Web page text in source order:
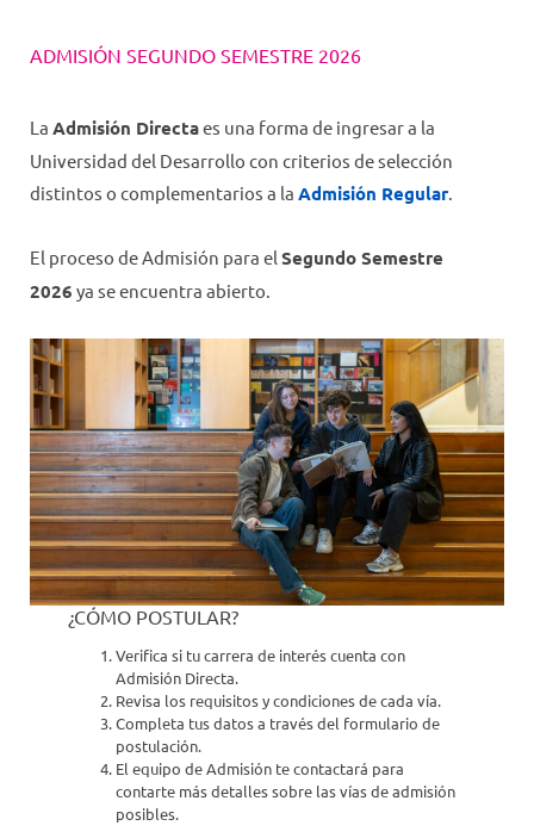
BECAS
PONDERACIONES Y VACANTES
ADMISIÓN SEGUNDO SEMESTRE 2026
La Admisión Directaes una forma de ingresar a la
Universidad del Desarrollo con criterios de selección
distintos o complementarios a la Admisión Regular.
El proceso de Admisión para el Segundo Semestre
2026 ya se encuentra abierto.
¿CÓMO POSTULAR?
Verifica si tu carrera de interés cuenta con
Admisión Directa.
Revisa los requisitos y condiciones de cada vía.
Completa tus datos a través del formulario de
postulación.
El equipo de Admisión te contactará para
contarte más detalles sobre las vías de admisión
posibles.